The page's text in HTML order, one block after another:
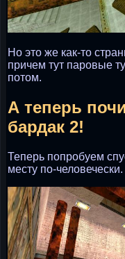
Но это же как-то
причем тут паровые
потом.
А теперь
бардак 2!
Теперь попробуем
месту по-человечески.